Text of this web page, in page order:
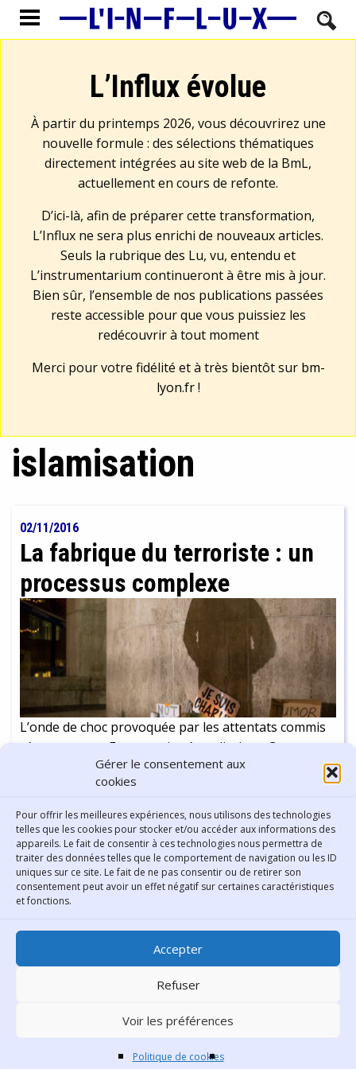
Gérer le consentement aux
cookies
Pour offrir les meilleures expériences, nous utilisons des technologies
telles que les cookies pour stocker et/ou accéder aux informations des
appareils. Le fait de consentir à ces technologies nous permettra de
traiter des données telles que le comportement de navigation ou les ID
uniques sur ce site. Le fait de ne pas consentir ou de retirer son
consentement peut avoir un effet négatif sur certaines caractéristiques
et fonctions.
Accepter
Refuser
Voir les préférences
Politique de cookies
L’Influx évolue
À partir du printemps 2026, vous découvrirez une
nouvelle formule : des sélections thématiques
directement intégrées au site web de la BmL,
actuellement en cours de refonte.
D’ici-là, afin de préparer cette transformation,
L’Influx ne sera plus enrichi de nouveaux articles.
Seuls la rubrique des Lu, vu, entendu et
L’instrumentarium continueront à être mis à jour.
Bien sûr, l’ensemble de nos publications passées
reste accessible pour que vous puissiez les
redécouvrir à tout moment
Merci pour votre fidélité et à très bientôt sur bm-
lyon.fr!
islamisation
02/11/2016
La fabrique du terroriste : un
processus complexe
L’onde de choc provoquée par les attentats commis
récemment en France peine à se dissiper. Ces actes
nous laissent dans un état de sidération d’autant
plus fort que nous pressentons bien, même
confusément, que le problème est plus profond que
DAESH, ce califat, surgi des sables, en quelques
jours, durant l’été 2014, et ne saurait se résoudre
par des frappes, même chirurgicales, en Syrie.
Continuer la lecture- 6 min
Bibliothèque municipale de
Lyon
30 Boulevard Vivier-Merle
Téléphone
Contacter le comité éditorial